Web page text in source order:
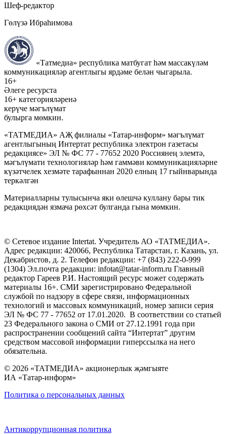
Шеф-редактор
Гөлүзә Ибраһимова
«Татмедиа» республика матбугат һәм массакүләм
коммуникацияләр агентлыгы ярдәме белән чыгарыла.
16+
Әлеге ресурста
16+ категорияләренә
керүче мәгълүмат
булырга мөмкин.
«ТАТМЕДИА» АҖ филиалы «Татар-информ» мәгълүмат
агентлыгының Интертат республика электрон газетасы
редакциясе» ЭЛ № ФС 77 - 77652 2020 Россиянең элемтә,
мәгълүмати технологияләр һәм гаммәви коммуникацияләрне
күзәтчелек хезмәте тарафыннан 2020 елның 17 гыйнварында
теркәлгән
Материалларны тулысынча яки өлешчә куллану бары тик
редакциядән язмача рөхсәт булганда гына мөмкин.
© Сетевое издание Intertat. Учредитель АО «ТАТМЕДИА».
Адрес редакции: 420066, Республика Татарстан, г. Казань, ул.
Декабристов, д. 2. Телефон редакции: +7 (843) 222-0-999
(1304) Эл.почта редакции: infotat@tatar-inform.ru Главный
редактор Гареев Р.И. Настоящий ресурс может содержать
материалы 16+. СМИ зарегистрировано Федеральной
службой по надзору в сфере связи, информационных
технологий и массовых коммуникаций, номер записи серия
ЭЛ № ФС 77 - 77652 от 17.01.2020. В соответствии со статьей
23 Федерального закона о СМИ от 27.12.1991 года при
распространении сообщений сайта “Интертат” другим
средством массовой информации гиперссылка на него
обязательна.
© 2026 «ТАТМЕДИА» акционерлык җәмгыяте
ИА «Татар-информ»
Политика о персональных данных
Антикоррупционная политика